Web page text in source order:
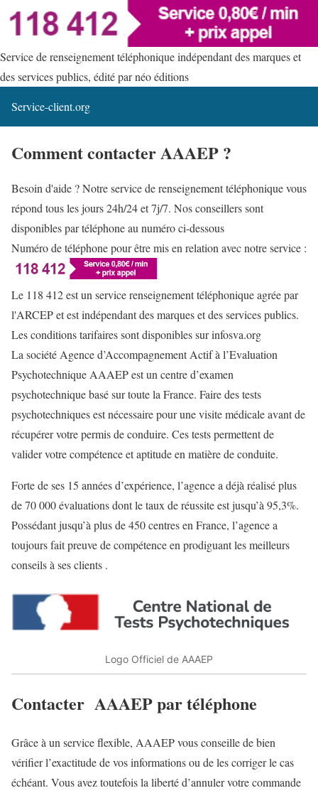
Service de renseignement téléphonique indépendant des marques et
des services publics, édité par néo éditions
Service-client.org
Comment contacter AAAEP ?
Besoin d'aide ? Notre service de renseignement téléphonique vous
répond tous les jours 24h/24 et 7j/7. Nos conseillers sont
disponibles par téléphone au numéro ci-dessous
Numéro de téléphone pour être mis en relation avec notre service :
Le 118 412 est un service renseignement téléphonique agrée par
l'ARCEP et est indépendant des marques et des services publics.
Les conditions tarifaires sont disponibles sur infosva.org
La société Agence d’Accompagnement Actif à l’Evaluation
Psychotechnique AAAEP est un centre d’examen
psychotechnique basé sur toute la France. Faire des tests
psychotechniques est nécessaire pour une visite médicale avant de
récupérer votre permis de conduire. Ces tests permettent de
valider votre compétence et aptitude en matière de conduite.
Forte de ses 15 années d’expérience, l’agence a déjà réalisé plus
de 70 000 évaluations dont le taux de réussite est jusqu’à 95,3%.
Possédant jusqu’à plus de 450 centres en France, l’agence a
toujours fait preuve de compétence en prodiguant les meilleurs
conseils à ses clients .
Logo Officiel de AAAEP
Contacter AAAEP par téléphone
Grâce à un service flexible, AAAEP vous conseille de bien
vérifier l’exactitude de vos informations ou de les corriger le cas
échéant. Vous avez toutefois la libertéd’annuler votre commande